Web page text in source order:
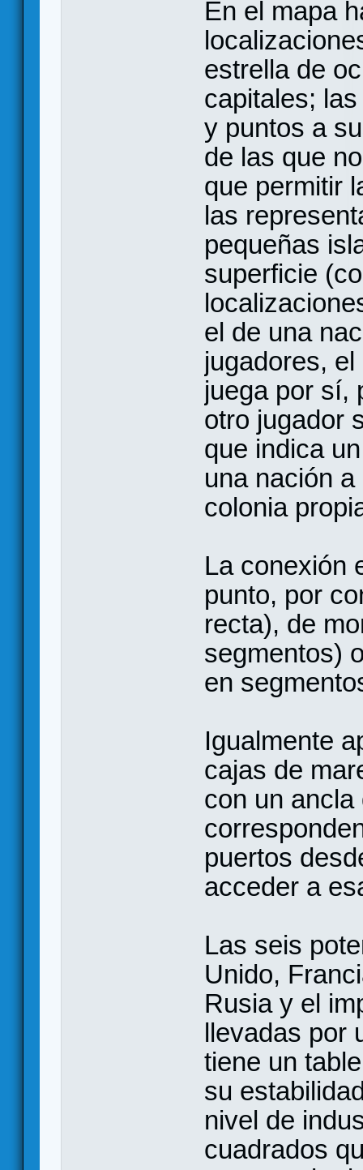
En el mapa
estrella de
capitales;
y puntos a
de las que
que permitir
las
pequeñas
superficie
el de una
jugadores,
juega por sí,
otro jugador
que indica
una nación a
colonia
La conexión
punto, por
recta), de
segmentos)
en
Igualmente
cajas de
con un ancla
puertos
acceder a
Las seis
Unido,
Rusia y el
llevadas por
tiene un
su
nivel de
cuadrados